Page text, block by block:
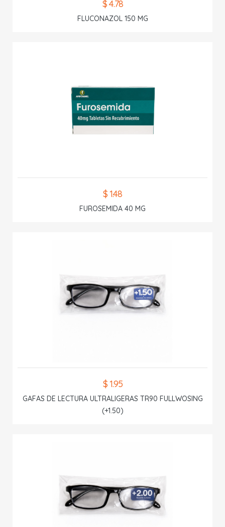
$ 4.78
FLUCONAZOL 150 MG
$ 1.48
FUROSEMIDA 40 MG
$ 1.95
GAFAS DE LECTURA ULTRALIGERAS TR90 FULLWOSING
(+1.50)